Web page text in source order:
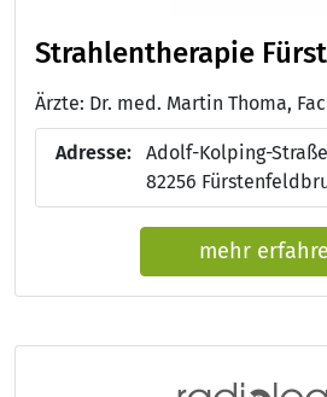
Strahlentherapie
Adresse:
Adolf-Kolping-
82256
mehr